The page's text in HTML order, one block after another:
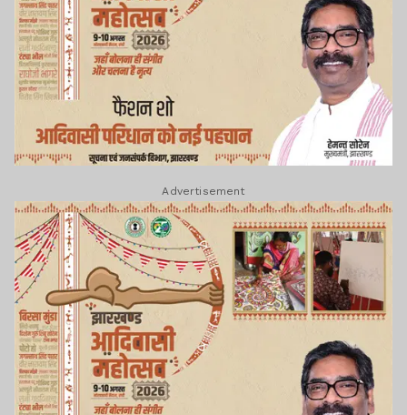
Advertisement